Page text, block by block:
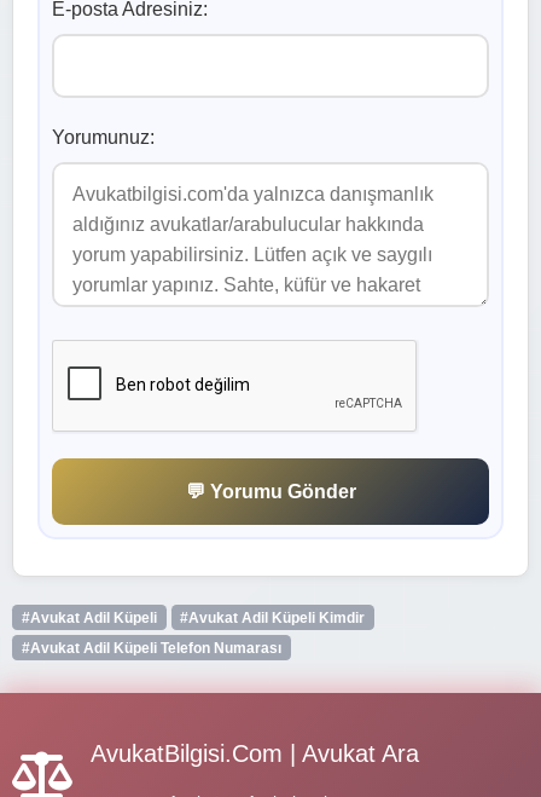
E-posta Adresiniz:
Yorumunuz:
💬 Yorumu Gönder
#Avukat Adil Küpeli
#Avukat Adil Küpeli Kimdir
#Avukat Adil Küpeli Telefon Numarası
AvukatBilgisi.Com | Avukat Ara